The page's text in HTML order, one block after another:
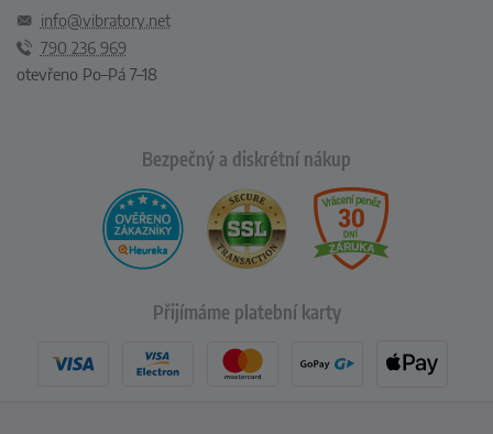
info@vibratory.net
790 236 969
otevřeno Po–Pá 7–18
Bezpečný a diskrétní nákup
Přijímáme platební karty